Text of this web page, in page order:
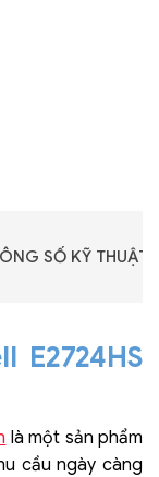
SỐ KỸ THUẬT
E2724HS
là một sản phẩm
cầu ngày càng